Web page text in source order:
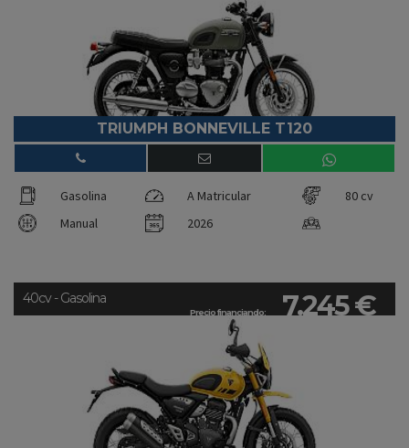
TRIUMPH BONNEVILLE T120
Gasolina A Matricular
80 cv
Manual
2026
Precio financiando: 7.245 €
40cv - Gasolina